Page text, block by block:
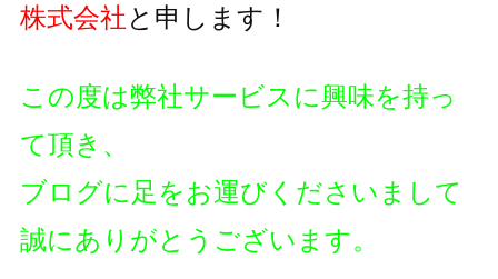
株式会社と申します！
この度は弊社サービスに興味を持っ
て頂き、
ブログに足をお運びくださいまして
誠にありがとうございます。